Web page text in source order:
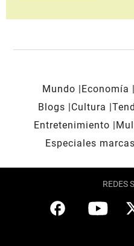
Mundo Economía
Blogs
Cultura
Entretenimiento
Especiales
REDES